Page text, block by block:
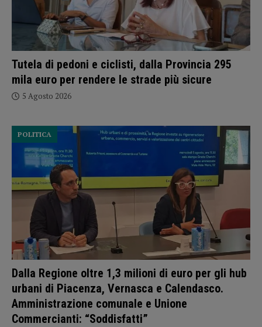
Tutela di pedoni e ciclisti, dalla Provincia 295
mila euro per rendere le strade più sicure
5 Agosto 2026
Dalla Regione oltre 1,3 milioni di euro per gli hub
urbani di Piacenza, Vernasca e Calendasco.
Amministrazione comunale e Unione
Commercianti: “Soddisfatti”
POLITICA